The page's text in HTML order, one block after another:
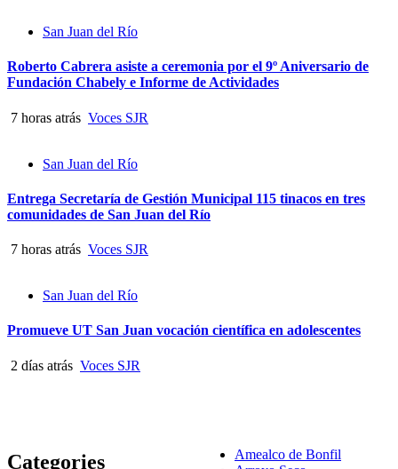
San Juan del Río
Roberto Cabrera asiste a ceremonia por el 9º Aniversario de
Fundación Chabely e Informe de Actividades
7 horas atrás Voces SJR
San Juan del Río
Entrega Secretaría de Gestión Municipal 115 tinacos en tres
comunidades de San Juan del Río
7 horas atrás Voces SJR
San Juan del Río
Promueve UT San Juan vocación científica en adolescentes
2 días atrás Voces SJR
Categories
Amealco de Bonfil